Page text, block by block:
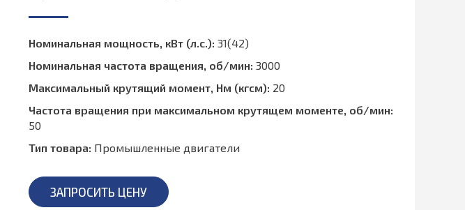
Номинальная мощность, кВт (л.с.): 31(42)
Номинальная частота вращения, об/мин: 3000
Максимальный крутящий момент, Нм (кгсм): 20
Частота вращения при максимальном крутящем моменте, об/мин:
50
Тип товара: Промышленные двигатели
ЗАПРОСИТЬ ЦЕНУ